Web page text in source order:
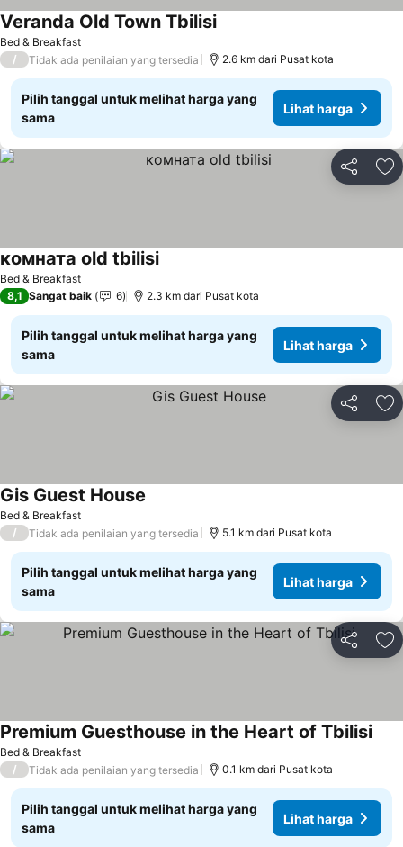
Bed & Breakfast
Veranda Old Town Tbilisi
/ Tidak ada penilaian yang tersedia 2.6 km dari Pusat kota
Pilih tanggal untuk melihat harga yang
sama
Lihat harga
Bagikan
Bed & Breakfast
комната old tbilisi
8,1 Sangat baik 6 2.3 km dari Pusat kota
Pilih tanggal untuk melihat harga yang
sama
Lihat harga
Bagikan
Bed & Breakfast
Gis Guest House
/ Tidak ada penilaian yang tersedia 5.1 km dari Pusat kota
Pilih tanggal untuk melihat harga yang
sama
Lihat harga
Bagikan
Bed & Breakfast
Premium Guesthouse in the Heart of Tbilisi
/ Tidak ada penilaian yang tersedia 0.1 km dari Pusat kota
Pilih tanggal untuk melihat harga yang
sama
Lihat harga